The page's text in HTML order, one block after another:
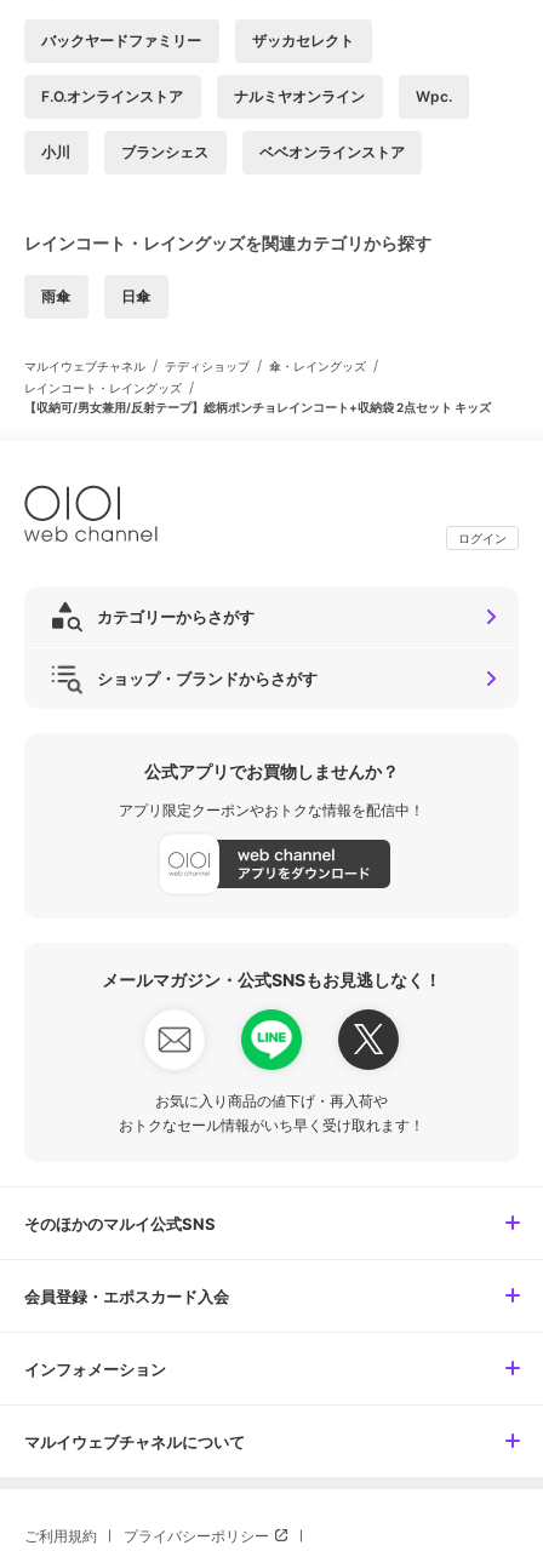
バックヤードファミリー ザッカセレクト
F.O.オンラインストア ナルミヤオンライン Wpc.
小川 ブランシェス ベベオンラインストア
レインコート・レイングッズを関連カテゴリから探す
雨傘 日傘
マルイウェブチャネル / テディショップ/ 傘・レイングッズ /
レインコート・レイングッズ /
【収納可/男女兼用/反射テープ】総柄ポンチョレインコート+収納袋 2点セット キッズ
ログイン
カテゴリーからさがす
ショップ・ブランドからさがす
公式アプリでお買物しませんか？
アプリ限定クーポンやおトクな情報を配信中！
メールマガジン・公式SNSもお見逃しなく！
お気に入り商品の値下げ・再入荷や
おトクなセール情報がいち早く受け取れます！
そのほかのマルイ公式SNS
会員登録・エポスカード入会
インフォメーション
マルイウェブチャネルについて
ご利用規約 プライバシーポリシー